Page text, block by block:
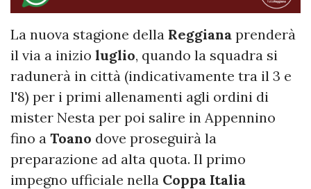
La nuova stagione della Reggiana prenderà
il via a inizio luglio, quando la squadra si
radunerà in città (indicativamente tra il 3 e
l'8) per i primi allenamenti agli ordini di
mister Nesta per poi salire in Appennino
fino a Toano dove proseguirà la
preparazione ad alta quota. Il primo
impegno ufficiale nella Coppa Italia